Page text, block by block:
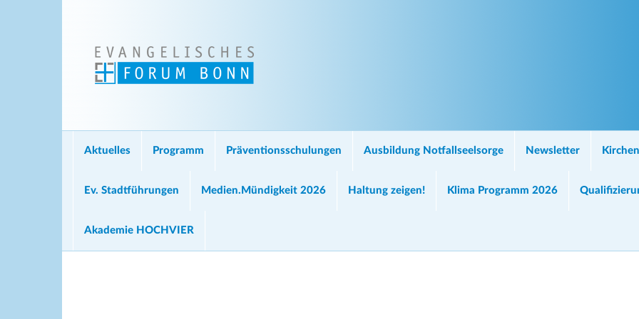
Aktuelles Programm Präventionsschulungen Ausbildung Notfallseelsorge Newsletter
Ev. Stadtführungen Medien.Mündigkeit 2026 Haltung zeigen! Klima Programm 2026
Akademie HOCHVIER